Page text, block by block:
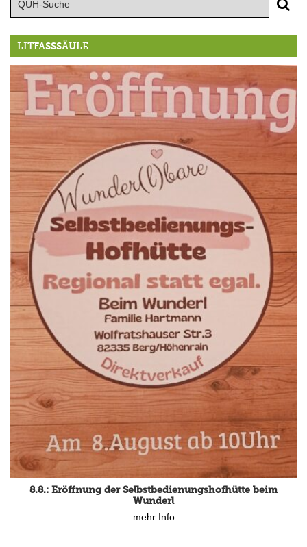
LITFASSSÄULE
8.8.: Eröffnung der Selbstbedienungshofhütte beim
Wunderl
mehr Info